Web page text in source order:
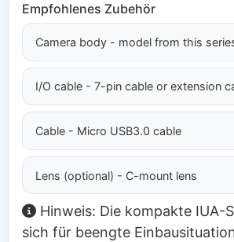
Empfohlenes Zubehör
Camera body - model from this
I/O cable - 7-pin cable or extension
Cable - Micro USB3.0 cable
Lens (optional) - C-mount lens
Hinweis: Die kompakte IUA-
sich für beengte